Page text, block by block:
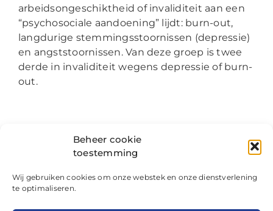
Beheer cookie
toestemming
Wij gebruiken cookies om onze webstek en onze dienstverlening
te optimaliseren.
arbeidsongeschiktheid of invaliditeit aan een
“psychosociale aandoening” lijdt: burn-out,
langdurige stemmingsstoornissen (depressie)
en angststoornissen. Van deze groep is twee
derde in invaliditeit wegens depressie of burn-
out.
Studie langdurige
invaliditeit